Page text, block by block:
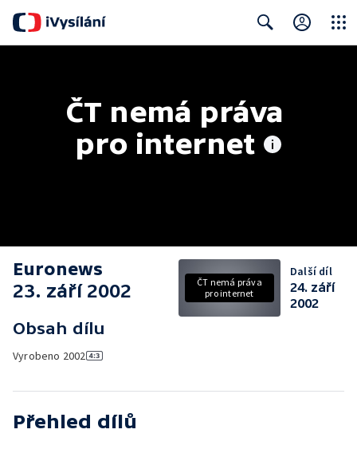
ČT nemá práva
pro internet
Euronews
23. září 2002
Obsah dílu
Vyrobeno 2002
ČT nemá práva
pro internet
Další díl
24. září
2002
Přehled dílů